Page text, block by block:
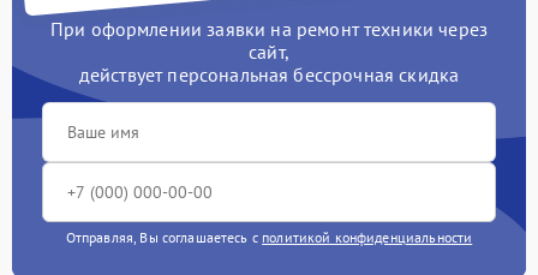
При оформлении заявки на ремонт техники через
сайт,
действует персональная бессрочная скидка
Отправляя, Вы соглашаетесь с политикой конфиденциальности